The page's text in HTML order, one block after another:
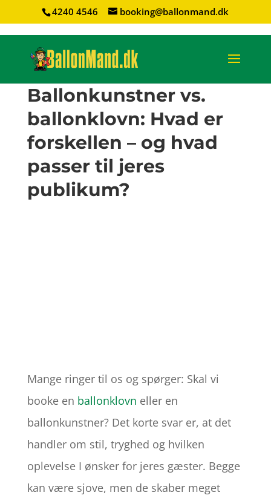
4240 4546 booking@ballonmand.dk
Ballonkunstner vs.
ballonklovn: Hvad er
forskellen – og hvad
passer til jeres
publikum?
Mange ringer til os og spørger: Skal vi
booke en ballonklovn eller en
ballonkunstner? Det korte svar er, at det
handler om stil, tryghed og hvilken
oplevelse I ønsker for jeres gæster. Begge
kan være sjove, men de skaber meget